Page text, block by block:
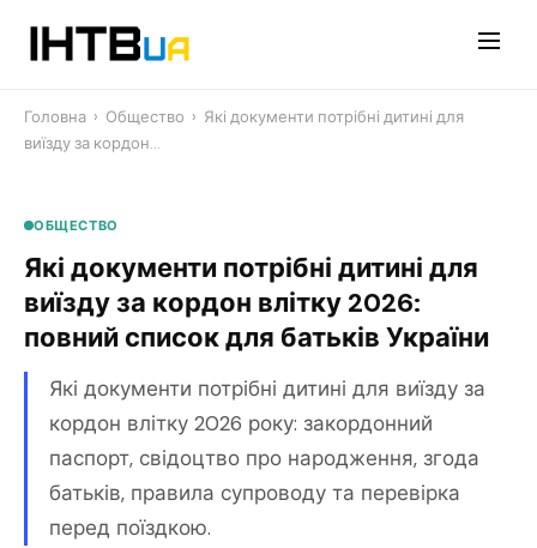
Головна › Общество › Які документи потрібні дитині для
виїзду за кордон…
ОБЩЕСТВО
Які документи потрібні дитині для
виїзду за кордон влітку 2026:
повний список для батьків України
Які документи потрібні дитині для виїзду за
кордон влітку 2026 року: закордонний
паспорт, свідоцтво про народження, згода
батьків, правила супроводу та перевірка
перед поїздкою.